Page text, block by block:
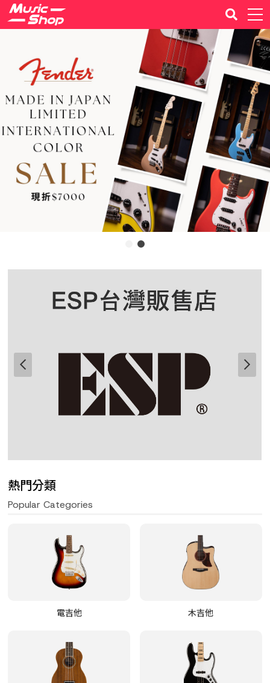
熱門分類
Popular Categories
電吉他 木吉他